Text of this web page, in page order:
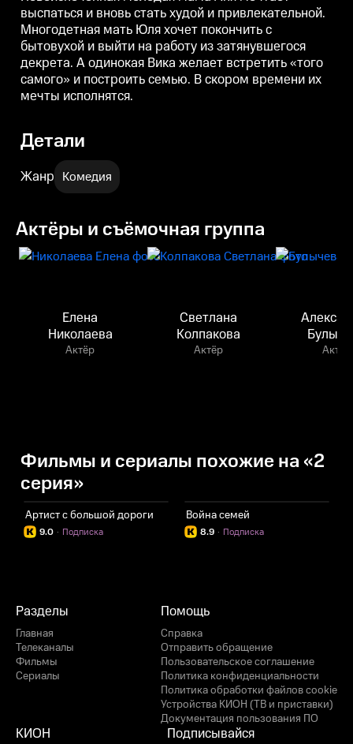
выспаться и вновь стать худой и привлекательной.
Многодетная мать Юля хочет покончить с
бытовухой и выйти на работу из затянувшегося
декрета. А одинокая Вика желает встретить «того
самого» и построить семью. В скором времени их
мечты исполнятся.
Детали
Жанр Комедия
Актёры и съёмочная группа
Елена
Николаева
Актёр
Светлана
Колпакова
Актёр Актёр
Фильмы и сериалы похожие на «2
серия»
Артист с большой дороги
9.0 Подписка
·
Война семей
8.9 Подписка
·
Разделы
Главная
Телеканалы
Фильмы
Сериалы
Помощь
Справка
Отправить обращение
Пользовательское соглашение
Политика конфиденциальности
Политика обработки файлов cookie
Устройства КИОН (ТВ и приставки)
Документация пользования ПО
КИОН Подписывайся